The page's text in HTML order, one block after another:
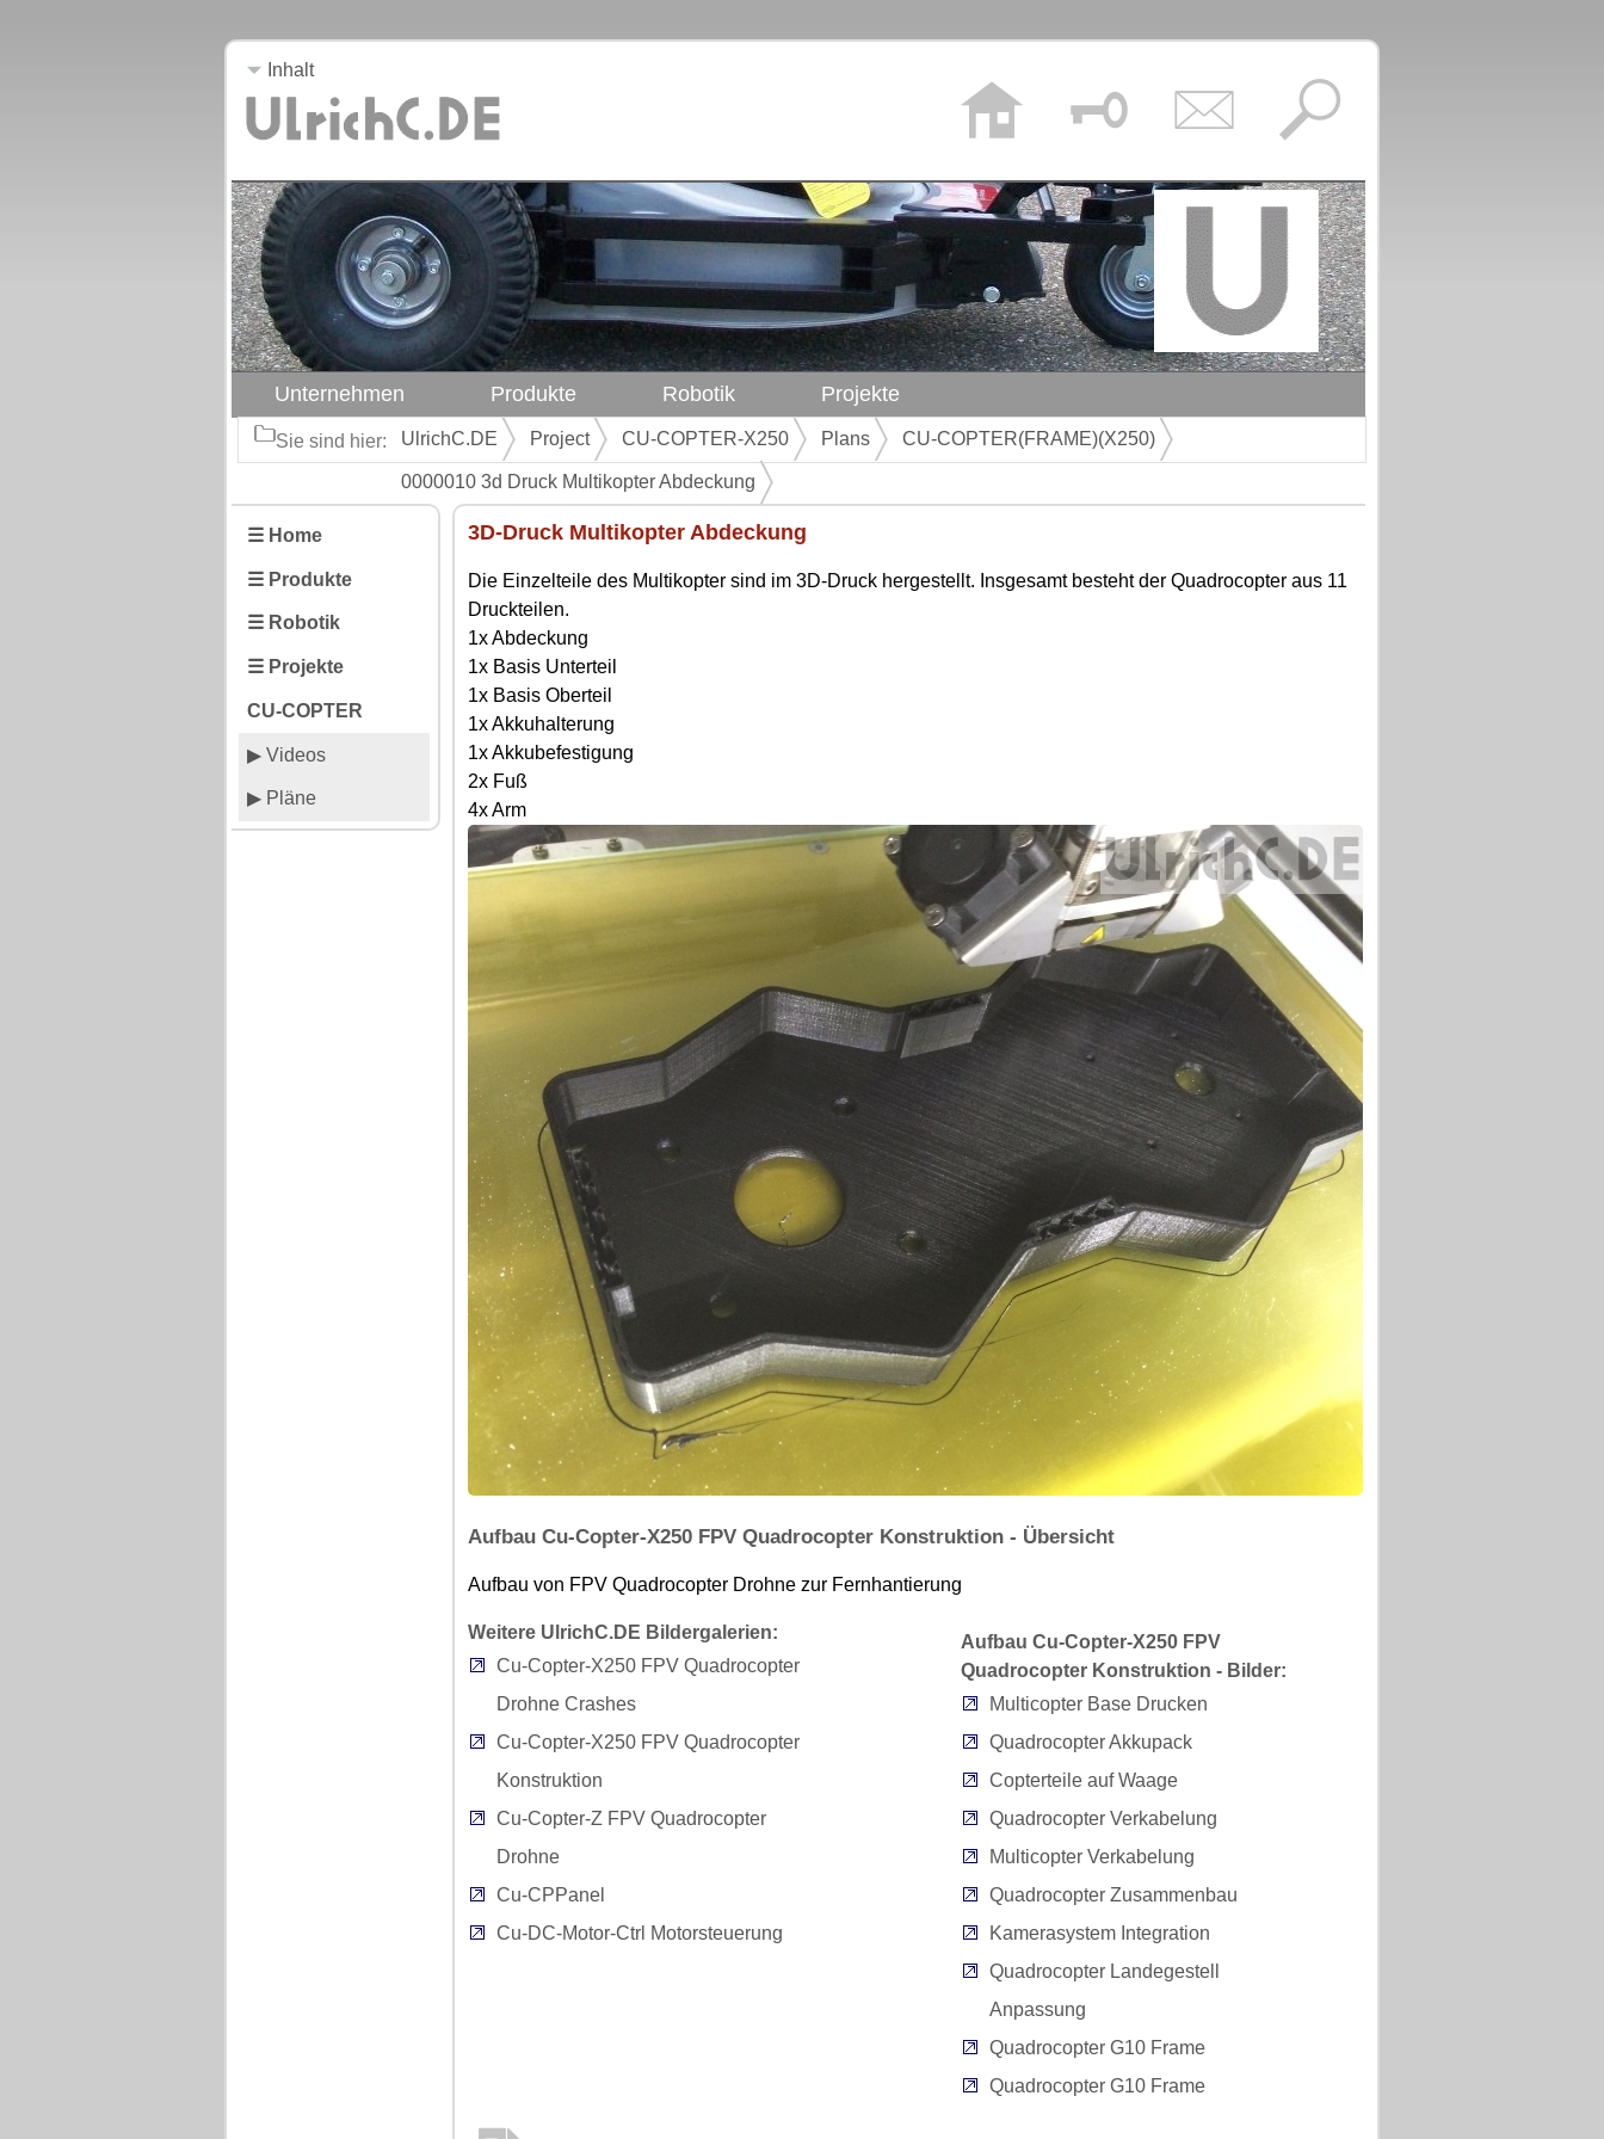
Inhalt
Unternehmen Produkte Robotik Projekte
Sie sind hier: UlrichC.DE Project CU-COPTER-X250 Plans CU-COPTER(FRAME)(X250)
0000010 3d Druck Multikopter Abdeckung
☰ Home
☰ Produkte
☰ Robotik
☰ Projekte
CU-COPTER
▶ Videos
▶ Pläne
3D-Druck Multikopter Abdeckung
Die Einzelteile des Multikopter sind im 3D-Druck hergestellt. Insgesamt besteht der Quadrocopter aus 11
Druckteilen.
1x Abdeckung
1x Basis Unterteil
1x Basis Oberteil
1x Akkuhalterung
1x Akkubefestigung
2x Fuß
4x Arm
Aufbau Cu-Copter-X250 FPV Quadrocopter Konstruktion - Übersicht
Aufbau von FPV Quadrocopter Drohne zur Fernhantierung
Aufbau Cu-Copter-X250 FPV
Quadrocopter Konstruktion - Bilder:
Multicopter Base Drucken
Quadrocopter Akkupack
Copterteile auf Waage
Quadrocopter Verkabelung
Multicopter Verkabelung
Quadrocopter Zusammenbau
Kamerasystem Integration
Quadrocopter Landegestell
Anpassung
Quadrocopter G10 Frame
Quadrocopter G10 Frame
Weitere UlrichC.DE Bildergalerien:
Cu-Copter-X250 FPV Quadrocopter
Drohne Crashes
Cu-Copter-X250 FPV Quadrocopter
Konstruktion
Cu-Copter-Z FPV Quadrocopter
Drohne
Cu-CPPanel
Cu-DC-Motor-Ctrl Motorsteuerung